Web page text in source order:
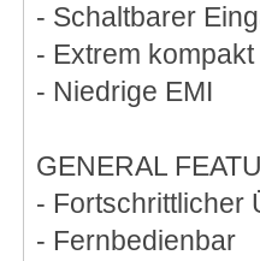
- Schaltbarer
- Extrem kompakt
- Niedrige EMI
GENERAL
- Fortschrittlicher
- Fernbedienbar